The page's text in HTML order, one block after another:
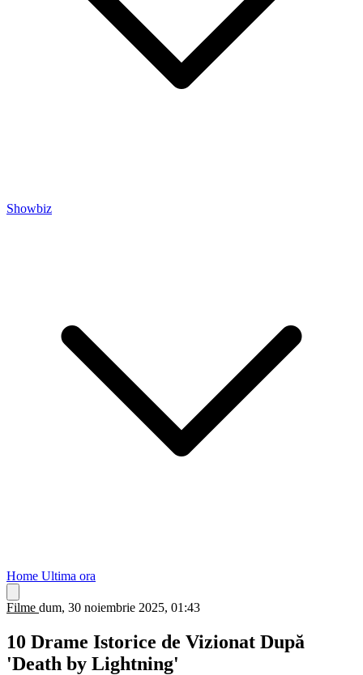
Showbiz
Home Ultima ora
Filme dum, 30 noiembrie 2025, 01:43
10 Drame Istorice de Vizionat După
'Death by Lightning'